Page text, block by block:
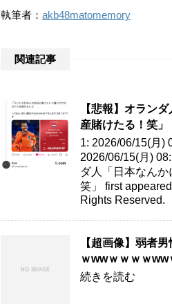
執筆者： akb48matomemory
関連記事
【悲報】オラン
産賭けたる！笑」
1: 2026/06/15(月)
2026/06/15(月)
ダ人「日本なん
笑」 first
Rights Reserved.
【超画像】弱者
ｗwwｗｗｗｗww
続きを読む